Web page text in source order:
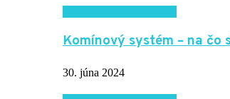
Komínový systém – na
30. júna 2024